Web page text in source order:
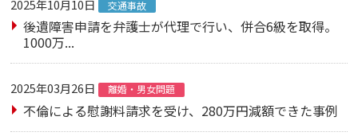
2025年10月10日 交通事故
後遺障害申請を弁護士が代理で行い、併合6級を取得。
1000万...
2025年03月26日 離婚・男女問題
不倫による慰謝料請求を受け、280万円減額できた事例